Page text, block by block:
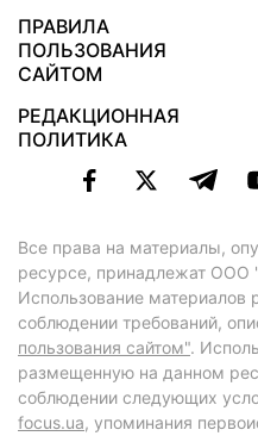
ПРАВИЛА
ПОЛЬЗОВАНИЯ
САЙТОМ
РЕДАКЦИОННАЯ
ПОЛИТИКА
Все права на материалы,
ресурсе, принадлежат
Использование материалов
соблюдении требований,
пользования сайтом".
размещенную на данном
соблюдении следующих
focus.ua, упоминания